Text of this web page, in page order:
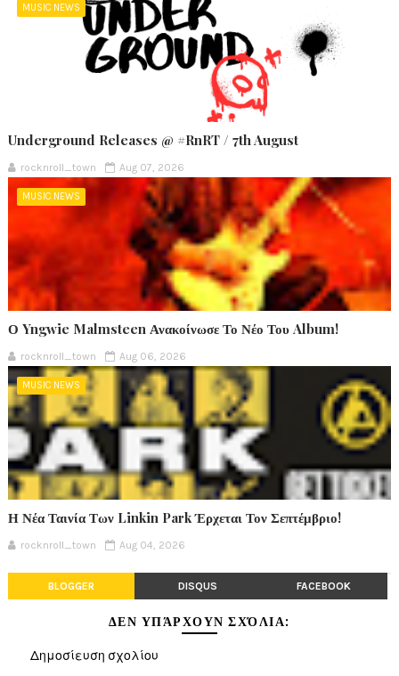
MUSIC NEWS
Underground Releases @ #RnRT / 7th August
rocknroll_town Aug 07, 2026
MUSIC NEWS
Ο Yngwie Malmsteen Ανακοίνωσε Το Νέο Του Album!
rocknroll_town Aug 06, 2026
MUSIC NEWS
Η Νέα Ταινία Των Linkin Park Έρχεται Τον Σεπτέμβριο!
rocknroll_town Aug 04, 2026
BLOGGER DISQUS FACEBOOK
ΔΕΝ ΥΠΆΡΧΟΥΝ ΣΧΌΛΙΑ:
Δημοσίευση σχολίου